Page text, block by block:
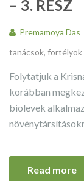
– 3. RÉSZ
Premamoya Das
tanácsok, fortélyok
Folytatjuk a
korábban
biolevek
Read more